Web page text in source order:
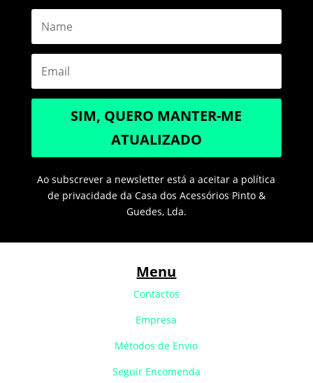
SIM, QUERO MANTER-ME
ATUALIZADO
Ao subscrever a newsletter está a aceitar a política
de privacidade da Casa dos Acessórios Pinto &
Guedes, Lda.
Menu
Contactos
Empresa
Métodos de Envio
Seguir Encomenda